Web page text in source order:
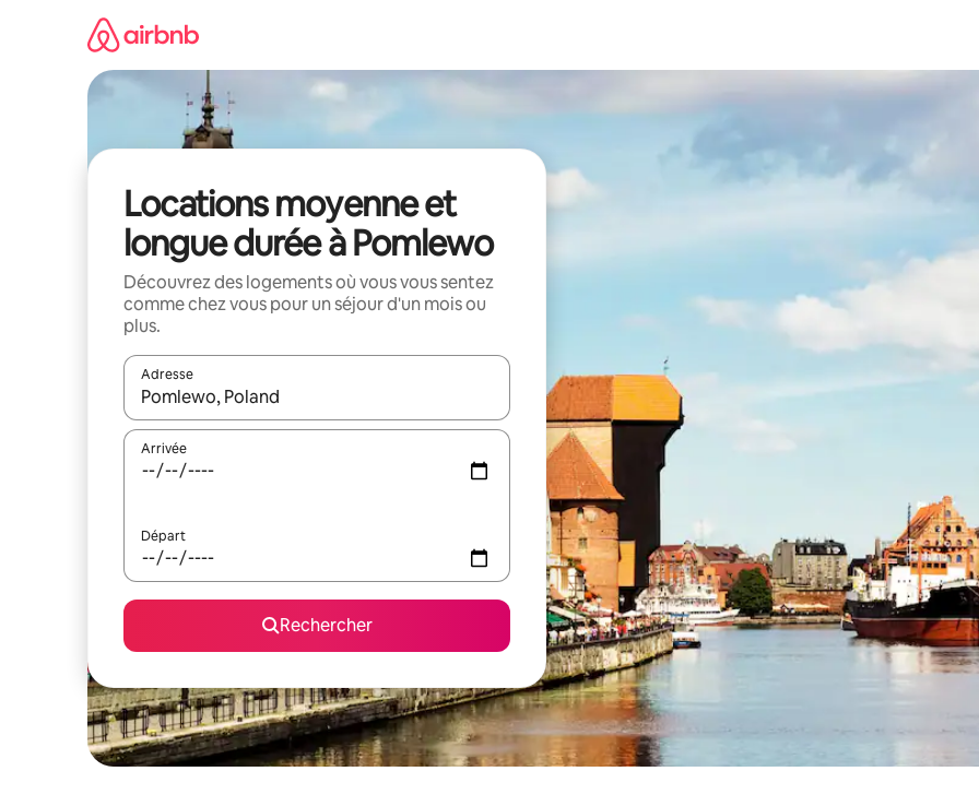
Locations moyenne et
longue durée à Pomlewo
Découvrez des logements où vous vous sentez
comme chez vous pour un séjour d'un mois ou
plus.
Adresse
Lorsque les résultats s'affichent, utilisez les flèches vers le haut et vers le bas pour les parcourir ou en appuyant et en
Arrivée
Départ
Rechercher